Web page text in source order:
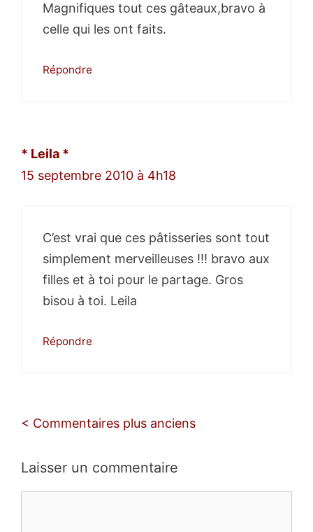
Magnifiques tout ces gâteaux,bravo à
celle qui les ont faits.
Répondre
* Leila *
15 septembre 2010 à 4h18
C’est vrai que ces pâtisseries sont tout
simplement merveilleuses !!! bravo aux
filles et à toi pour le partage. Gros
bisou à toi. Leila
Répondre
Navigation
commentaires
< Commentaires plus anciens
Laisser un commentaire